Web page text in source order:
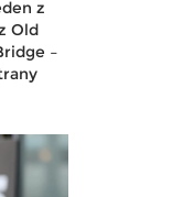
z
Old
–